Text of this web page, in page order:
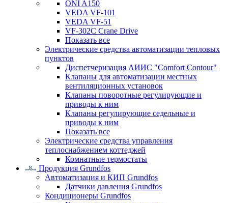
ONI A150
VEDA VF-101
VEDA VF-51
VF-302C Crane Drive
Показать все
Электрические средства автоматизации тепловых
пунктов
Диспетчеризация АИИС "Comfort Contour"
Клапаны для автоматизации местных
вентиляционных установок
Клапаны поворотные регулирующие и
приводы к ним
Клапаны регулирующие седельные и
приводы к ним
Показать все
Электрические средства управления
теплоснабжением коттеджей
Комнатные термостаты
Продукция Grundfos
Автоматизация и КИП Grundfos
Датчики давления Grundfos
Кондиционеры Grundfos